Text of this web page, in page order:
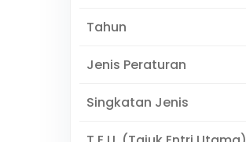
Tahun
Jenis Peraturan
Singkatan Jenis